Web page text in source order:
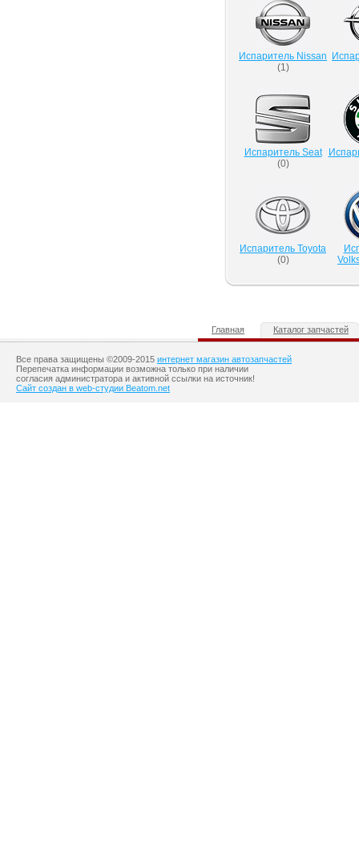
Испаритель Nissan
(1)
Испаритель Seat
(0)
Испаритель Toyota
(0)
Главная Каталог запчастей
Все права защищены ©2009-2015 интернет магазин автозапчастей
Перепечатка информации возможна только при наличии
согласия администратора и активной ссылки на источник!
Сайт создан в web-студии Beatom.net